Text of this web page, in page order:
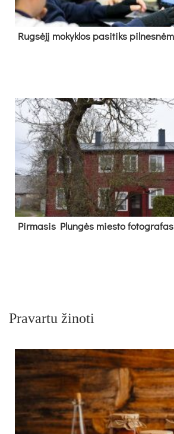
Rug­sė­jį mo­kyk­los pa­si­tiks
Pir­ma­sis Plun­gės mies­to fo­tog­ra­fas
Pravartu žinoti